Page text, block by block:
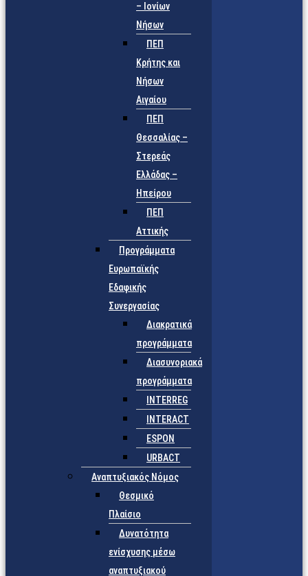
– Ιονίων
Νήσων
ΠΕΠ
Κρήτης και
Νήσων
Αιγαίου
ΠΕΠ
Θεσσαλίας –
Στερεάς
Ελλάδας –
Ηπείρου
ΠΕΠ
Αττικής
Προγράμματα
Ευρωπαϊκής
Εδαφικής
Συνεργασίας
Διακρατικά
προγράμματα
Διασυνοριακά
προγράμματα
INTERREG
INTERACT
ESPON
URBACT
Αναπτυξιακός Νόμος
Θεσμικό
Πλαίσιο
Δυνατότητα
ενίσχυσης μέσω
αναπτυξιακού